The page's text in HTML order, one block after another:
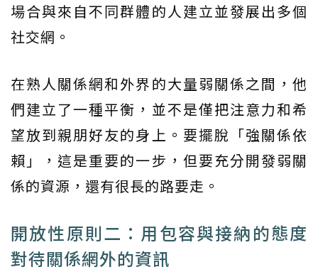
場合與來自不同群體的人建立並發展出多個
社交網。
在熟人關係網和外界的大量弱關係之間，他
們建立了一種平衡，並不是僅把注意力和希
望放到親朋好友的身上。要擺脫「強關係依
賴」，這是重要的一步，但要充分開發弱關
係的資源，還有很長的路要走。
開放性原則二：用包容與接納的態度
對待關係網外的資訊